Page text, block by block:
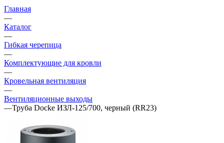
Главная
—
Каталог
—
Гибкая черепица
—
Комплектующие для кровли
—
Кровельная вентиляция
—
Вентиляционные выходы
—Труба Docke ИЗЛ-125/700, черный (RR23)